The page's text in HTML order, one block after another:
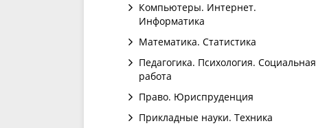
Компьютеры. Интернет.
Информатика
Математика. Статистика
Педагогика. Психология. Социальная
работа
Право. Юриспруденция
Прикладные науки. Техника